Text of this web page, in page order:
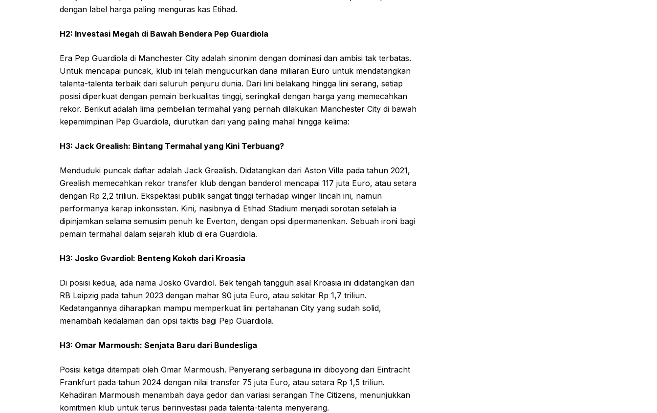
dengan label harga paling menguras kas Etihad.
H2: Investasi Megah di Bawah Bendera Pep Guardiola
Era Pep Guardiola di Manchester City adalah sinonim dengan dominasi dan ambisi tak terbatas.
Untuk mencapai puncak, klub ini telah mengucurkan dana miliaran Euro untuk mendatangkan
talenta-talenta terbaik dari seluruh penjuru dunia. Dari lini belakang hingga lini serang, setiap
posisi diperkuat dengan pemain berkualitas tinggi, seringkali dengan harga yang memecahkan
rekor. Berikut adalah lima pembelian termahal yang pernah dilakukan Manchester City di bawah
kepemimpinan Pep Guardiola, diurutkan dari yang paling mahal hingga kelima:
H3: Jack Grealish: Bintang Termahal yang Kini Terbuang?
Menduduki puncak daftar adalah Jack Grealish. Didatangkan dari Aston Villa pada tahun 2021,
Grealish memecahkan rekor transfer klub dengan banderol mencapai 117 juta Euro, atau setara
dengan Rp 2,2 triliun. Ekspektasi publik sangat tinggi terhadap winger lincah ini, namun
performanya kerap inkonsisten. Kini, nasibnya di Etihad Stadium menjadi sorotan setelah ia
dipinjamkan selama semusim penuh ke Everton, dengan opsi dipermanenkan. Sebuah ironi bagi
pemain termahal dalam sejarah klub di era Guardiola.
H3: Josko Gvardiol: Benteng Kokoh dari Kroasia
Di posisi kedua, ada nama Josko Gvardiol. Bek tengah tangguh asal Kroasia ini didatangkan dari
RB Leipzig pada tahun 2023 dengan mahar 90 juta Euro, atau sekitar Rp 1,7 triliun.
Kedatangannya diharapkan mampu memperkuat lini pertahanan City yang sudah solid,
menambah kedalaman dan opsi taktis bagi Pep Guardiola.
H3: Omar Marmoush: Senjata Baru dari Bundesliga
Posisi ketiga ditempati oleh Omar Marmoush. Penyerang serbaguna ini diboyong dari Eintracht
Frankfurt pada tahun 2024 dengan nilai transfer 75 juta Euro, atau setara Rp 1,5 triliun.
Kehadiran Marmoush menambah daya gedor dan variasi serangan The Citizens, menunjukkan
komitmen klub untuk terus berinvestasi pada talenta-talenta menyerang.